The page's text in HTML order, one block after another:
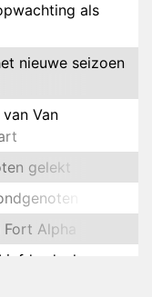
als
nieuwe seizoen
Van
gelekt
Alpha
deelnemer